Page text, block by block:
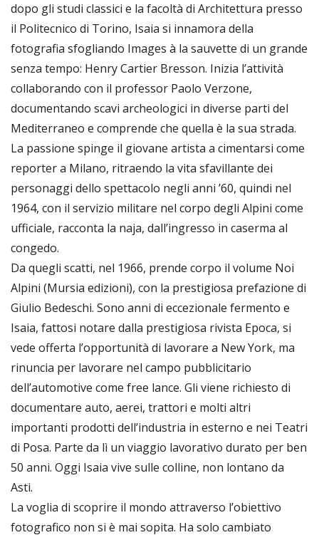
dopo gli studi classici e la facoltà di Architettura presso
il Politecnico di Torino, Isaia si innamora della
fotografia sfogliando Images à la sauvette di un grande
senza tempo: Henry Cartier Bresson. Inizia l’attività
collaborando con il professor Paolo Verzone,
documentando scavi archeologici in diverse parti del
Mediterraneo e comprende che quella è la sua strada.
La passione spinge il giovane artista a cimentarsi come
reporter a Milano, ritraendo la vita sfavillante dei
personaggi dello spettacolo negli anni ’60, quindi nel
1964, con il servizio militare nel corpo degli Alpini come
ufficiale, racconta la naja, dall’ingresso in caserma al
congedo.
Da quegli scatti, nel 1966, prende corpo il volume Noi
Alpini (Mursia edizioni), con la prestigiosa prefazione di
Giulio Bedeschi. Sono anni di eccezionale fermento e
Isaia, fattosi notare dalla prestigiosa rivista Epoca, si
vede offerta l’opportunità di lavorare a New York, ma
rinuncia per lavorare nel campo pubblicitario
dell’automotive come free lance. Gli viene richiesto di
documentare auto, aerei, trattori e molti altri
importanti prodotti dell’industria in esterno e nei Teatri
di Posa. Parte da lì un viaggio lavorativo durato per ben
50 anni. Oggi Isaia vive sulle colline, non lontano da
Asti.
La voglia di scoprire il mondo attraverso l’obiettivo
fotografico non si è mai sopita. Ha solo cambiato